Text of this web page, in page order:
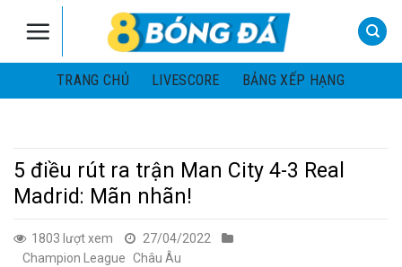
TRANG CHỦ
LIVESCORE BẢNG XẾP HẠNG
5 điều rút ra trận Man City 4-3 Real
Madrid: Mãn nhãn!
1803 lượt xem
27/04/2022
Champion League Châu Âu